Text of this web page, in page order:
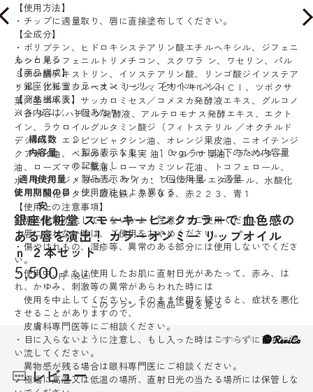
銀座化粧堂 スモーキーピンクカラーで 血色感の
ある唇を演出！ カラーオンミー リップオイル
ｎ ２本セット
5,500
このブランドの商品一覧を見る
【使用方法】
・チップに適量取り、唇に直接塗布してください。
【全成分】
・ポリブテン、ヒドロキシステアリン酸エチルヘキシル、ジフェニ
ルシロキシフェニルトリメチコン、スクワラ ン、ワセリン、パル
ミチン酸デキストリン、イソステアリン酸、リンゴ酸ジイソステア
リル、グルコシルヘスペ リジン、ピリドキシンＨＣｌ、ツボクサ
葉／茎エキス、サッカロミセス／コメヌカ発酵液エキス、グルコノ
バク ター／ハチミツ発酵液、アルテロモナス発酵エキス、エクト
イン、ラウロイルグルタミン酸ジ（フィトステリル ／オクチルド
デシル）、エンピツビャクシン油、オレンジ果皮油、ニオイテンジ
クアオイ油、ベルガモット果実 油、マヨラナ葉油、ラベンダー
油、ローズマリー葉油、ローマカミツレ花油、トコフェロール、
水、ＢＧ、ジメ チコン、マイカ、フェノキシエタノール、水酸化
Ａｌ、酸化チタン、酸化鉄、赤２０２、赤２２３、青１
【使用上の注意事項】
・唇に異常が生じていないかよく注意してご使用ください。
唇に合わない時は、ご使用をおやめください。
・傷やはれもの、湿疹等、異常のある部分には使用しないでくださ
い。
・使用中、または使用したお肌に直射日光があたって、赤み、は
れ、かゆみ、刺激等の異常があらわれた時には
使用を中止してください。そのまま使用を続けると、症状を悪化
させることがありますので、
皮膚科専門医等にご相談ください。
・目に入らないように注意し、もし入った時はこすらずに直ちに洗
い流してください。
異物感が残る場合は眼科専門医にご相談ください。
・極端に高温又は低温の場所、直射日光の当たる場所には保管しな
もっと見る
【商品構成】
・銀座化粧堂カラーオンミーリップオイルｎ×２
【商品構成表】
※各内容は、１個あたり
構成数
２
内容量
・製品表示なし ：１０ｇ／ｍｌ以下のため内容量
の記載なし
適用使用量 ・製品表示あり ・１回使用量 ：適量
使用期間の目
安
・使用方法により異なる
レビュー